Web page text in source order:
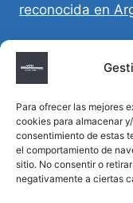
Para ofrecer las mejores
cookies para almacenar
consentimiento de estas
el comportamiento de
sitio. No consentir o
negativamente a ciertas
reconocida en
Directivas
requisitos,
Sumar vida a los
envejecimiento
Determinación